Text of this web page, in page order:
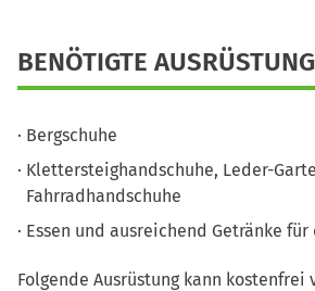
BENÖTIGTE AUSRÜSTUNG
Bergschuhe
Klettersteighandschuhe, Leder-
Fahrradhandschuhe
Essen und ausreichend Getränke für
Folgende Ausrüstung kann kostenfrei